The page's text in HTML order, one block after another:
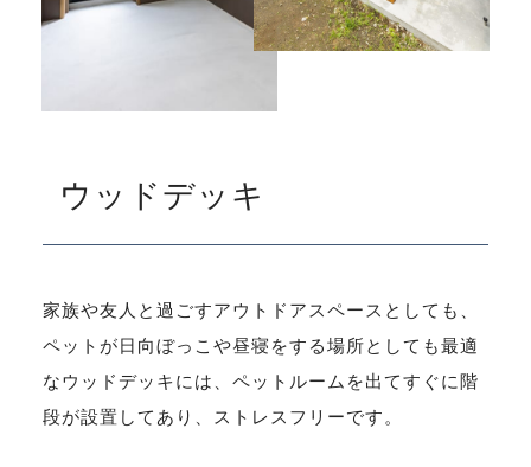
ウッドデッキ
家族や友人と過ごすアウトドアスペースとしても、
ペットが日向ぼっこや昼寝をする場所としても最適
なウッドデッキには、ペットルームを出てすぐに階
段が設置してあり、ストレスフリーです。